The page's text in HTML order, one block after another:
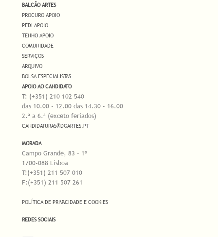
BALCÃO ARTES
PROCURO APOIO
PEDI APOIO
TENHO APOIO
COMUNIDADE
SERVIÇOS
ARQUIVO
BOLSA ESPECIALISTAS
APOIO AO CANDIDATO
T: (+351) 210 102 540
das 10.00 - 12.00 das 14.30 - 16.00
2.ª a 6.ª (exceto feriados)
CANDIDATURAS@DGARTES.PT
MORADA
Campo Grande, 83 - 1º
1700-088 Lisboa
T:(+351) 211 507 010
F:(+351) 211 507 261
POLÍTICA DE PRIVACIDADE E COOKIES
REDES SOCIAIS